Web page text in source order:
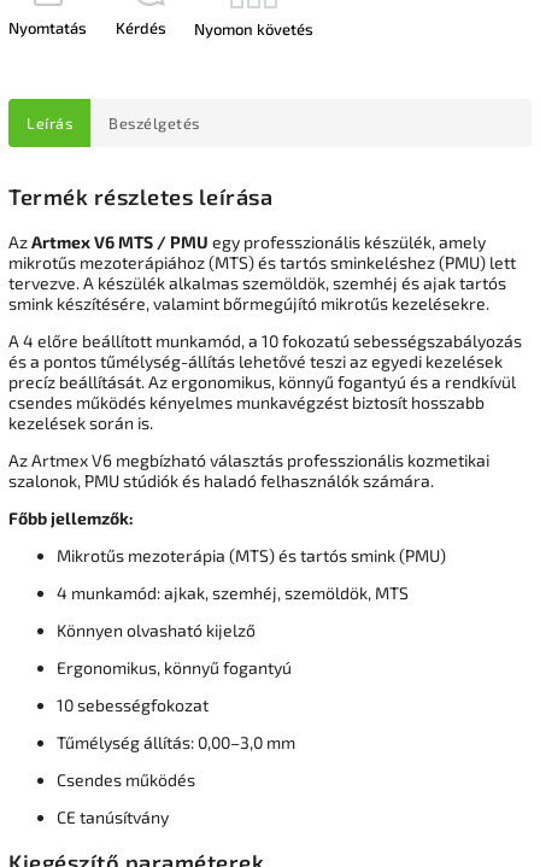
Nyomtatás Kérdés Nyomon követés
Leírás Beszélgetés
Termék részletes leírása
AzArtmex V6 MTS / PMU egy professzionális készülék, amely
mikrotűs mezoterápiához (MTS) és tartós sminkeléshez (PMU) lett
tervezve. A készülék alkalmas szemöldök, szemhéj és ajak tartós
smink készítésére, valamint bőrmegújító mikrotűs kezelésekre.
A 4 előre beállított munkamód, a 10 fokozatú sebességszabályozás
és a pontos tűmélység-állítás lehetővé teszi az egyedi kezelések
precíz beállítását. Az ergonomikus, könnyű fogantyú és a rendkívül
csendes működés kényelmes munkavégzést biztosít hosszabb
kezelések során is.
Az Artmex V6 megbízható választás professzionális kozmetikai
szalonok, PMU stúdiók és haladó felhasználók számára.
Főbb jellemzők:
Mikrotűs mezoterápia (MTS) és tartós smink (PMU)
4 munkamód: ajkak, szemhéj, szemöldök, MTS
Könnyen olvasható kijelző
Ergonomikus, könnyű fogantyú
10 sebességfokozat
Tűmélység állítás: 0,00–3,0 mm
Csendes működés
CE tanúsítvány